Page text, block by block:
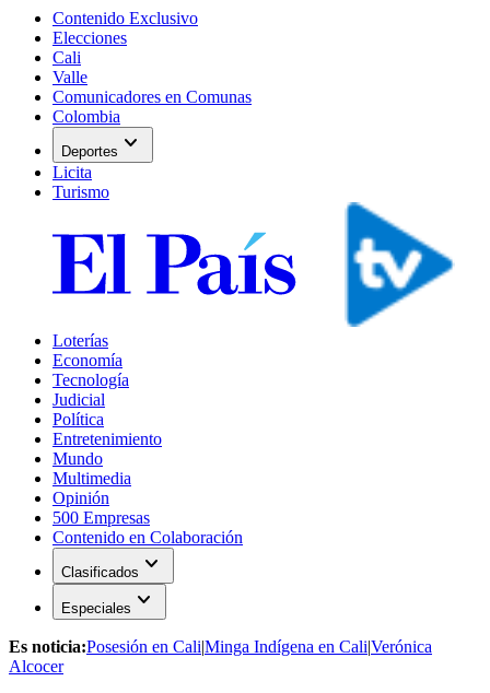
Contenido Exclusivo
Elecciones
Cali
Valle
Comunicadores en Comunas
Colombia
Deportes expand_more
Licita
Turismo
Loterías
Economía
Tecnología
Judicial
Política
Entretenimiento
Mundo
Multimedia
Opinión
500 Empresas
Contenido en Colaboración
Clasificados expand_more
Especiales expand_more
Es noticia:Posesión en Cali|Minga Indígena en Cali|Verónica
Alcocer